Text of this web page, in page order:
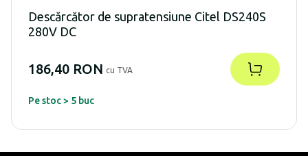
Descărcător de supratensiune Citel DS240S
280V DC
186,40 RON cu TVA
Pe stoc > 5 buc